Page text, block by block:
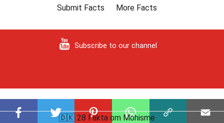
Submit Facts
More Facts
Subscribe to our channel
🇩🇰 28 Fakta om Mohisme